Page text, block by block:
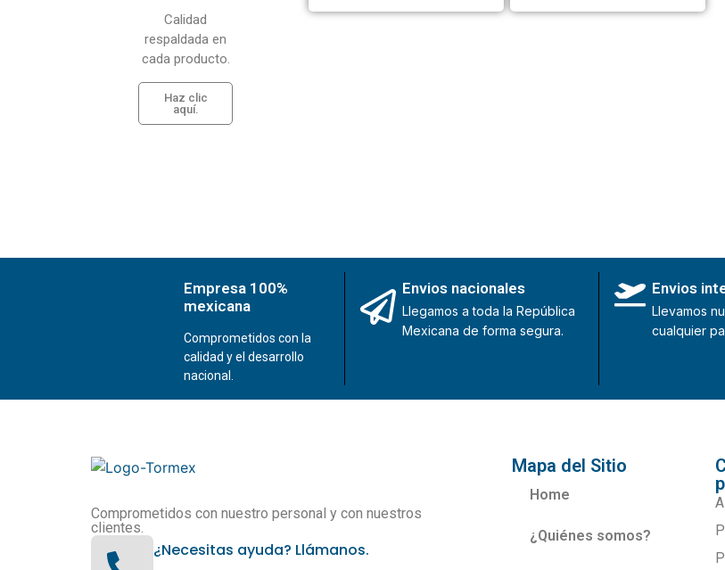
Calidad
respaldada en
cada producto.
Haz clic
aquí.
Empresa 100%
mexicana
Comprometidos con la
calidad y el desarrollo
nacional.
Envios nacionales
Llegamos a toda la República
Mexicana de forma segura.
Envios
Llevamos
cualquier
Comprometidos con nuestro personal y con nuestros
clientes.
¿Necesitas ayuda? Llámanos.
Mapa del Sitio
Home
¿Quiénes somos?